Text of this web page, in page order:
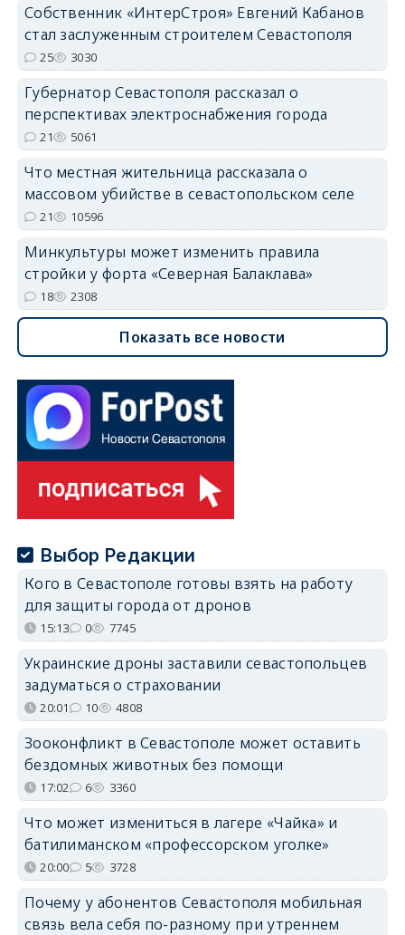
Собственник «ИнтерСтроя» Евгений Кабанов
стал заслуженным строителем Севастополя
25 3030
Губернатор Севастополя рассказал о
перспективах электроснабжения города
21 5061
Что местная жительница рассказала о
массовом убийстве в севастопольском селе
21 10596
Минкультуры может изменить правила
стройки у форта «Северная Балаклава»
18 2308
Показать все новости
Выбор Редакции
Кого в Севастополе готовы взять на работу
для защиты города от дронов
15:13 0 7745
Украинские дроны заставили севастопольцев
задуматься о страховании
20:01 10 4808
Зооконфликт в Севастополе может оставить
бездомных животных без помощи
17:02 6 3360
Что может измениться в лагере «Чайка» и
батилиманском «профессорском уголке»
20:00 5 3728
Почему у абонентов Севастополя мобильная
связь вела себя по-разному при утреннем